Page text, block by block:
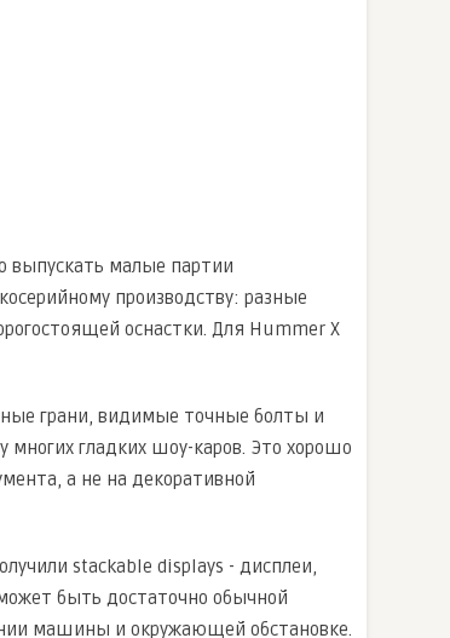
выпускать малые партии
производству: разные
оснастки. Для Hummer X
грани, видимые точные болты и
многих гладких шоу-каров. Это хорошо
а не на декоративной
stackable displays - дисплеи,
быть достаточно обычной
машины и окружающей обстановке.